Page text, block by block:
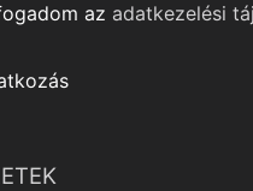
az adatkezelési